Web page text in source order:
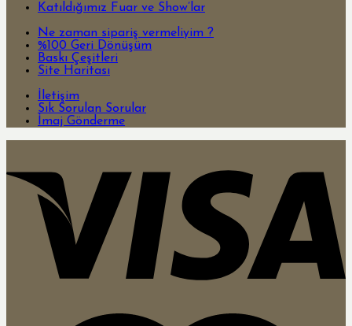
Katıldığımız Fuar ve Show’lar
Ne zaman sipariş vermeliyim ?
%100 Geri Dönüşüm
Baskı Çeşitleri
Site Haritası
İletişim
Sık Sorulan Sorular
İmaj Gönderme